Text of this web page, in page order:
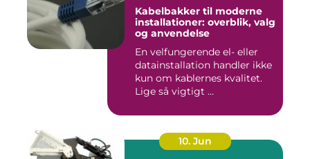
Kabelbakker til moderne
installationer: overblik, valg
og anvendelse
En velfungerende el- eller
datainstallation handler ikke
kun om kablernes kvalitet.
Lige så vigtigt ...
10. Jun